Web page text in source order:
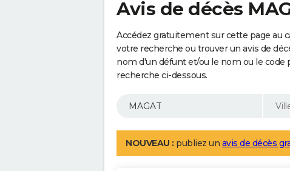
Avis de décès
Accédez gratuitement sur cette page au
votre recherche ou trouver un avis de
nom d'un défunt et/ou le nom ou le
recherche ci-dessous.
NOUVEAU : publiez un avis de décès